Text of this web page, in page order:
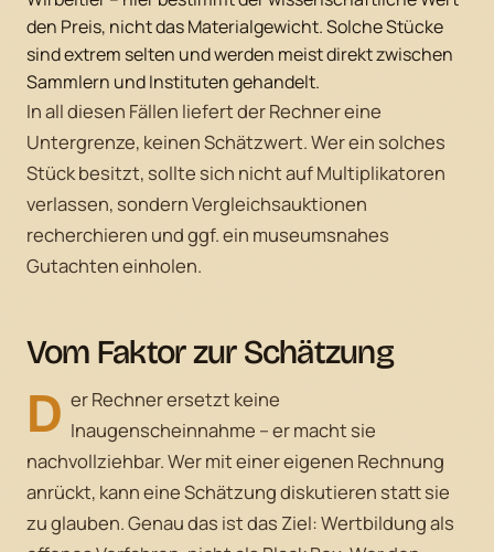
den Preis, nicht das Materialgewicht. Solche Stücke
sind extrem selten und werden meist direkt zwischen
Sammlern und Instituten gehandelt.
In all diesen Fällen liefert der Rechner eine
Untergrenze, keinen Schätzwert. Wer ein solches
Stück besitzt, sollte sich nicht auf Multiplikatoren
verlassen, sondern Vergleichsauktionen
recherchieren und ggf. ein museumsnahes
Gutachten einholen.
Vom Faktor zur Schätzung
D er Rechner ersetzt keine
Inaugenscheinnahme – er macht sie
nachvollziehbar. Wer mit einer eigenen Rechnung
anrückt, kann eine Schätzung diskutieren statt sie
zu glauben. Genau das ist das Ziel: Wertbildung als